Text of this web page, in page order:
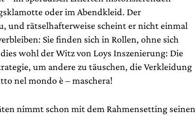
oder im Abendkleid. Der
und rätselhafterweise scheint er nicht einmal
Sie finden sich in Rollen, ohne sich
wohl der Witz von Loys Inszenierung: Die
um andere zu täuschen, die Verkleidung
nel mondo è – maschera!
nimmt schon mit dem Rahmensetting seinen